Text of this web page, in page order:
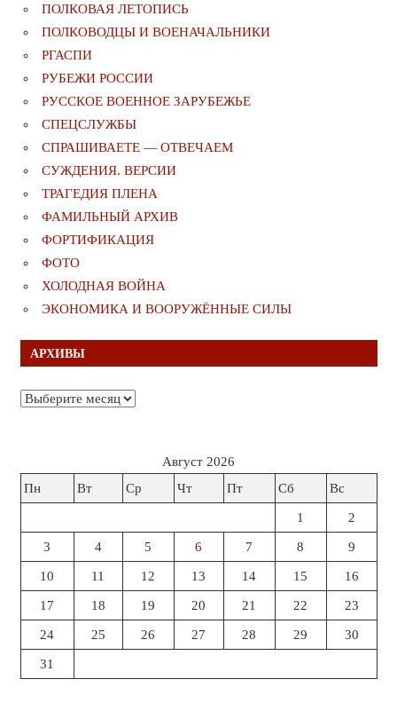
ПОЛКОВАЯ ЛЕТОПИСЬ
ПОЛКОВОДЦЫ И ВОЕНАЧАЛЬНИКИ
РГАСПИ
РУБЕЖИ РОССИИ
РУССКОЕ ВОЕННОЕ ЗАРУБЕЖЬЕ
СПЕЦСЛУЖБЫ
СПРАШИВАЕТЕ — ОТВЕЧАЕМ
СУЖДЕНИЯ. ВЕРСИИ
ТРАГЕДИЯ ПЛЕНА
ФАМИЛЬНЫЙ АРХИВ
ФОРТИФИКАЦИЯ
ФОТО
ХОЛОДНАЯ ВОЙНА
ЭКОНОМИКА И ВООРУЖЁННЫЕ СИЛЫ
АРХИВЫ
Архивы
Август 2026
Пн
Вт Ср Чт Пт Сб Вс
1 2
3 4 5 6 7 8 9
10 11 12 13 14 15 16
17 18 19 20 21 22 23
24 25 26 27 28 29 30
31